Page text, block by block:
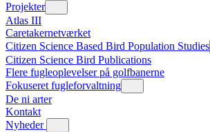
Projekter
Atlas III
Caretakernetværket
Citizen Science Based Bird Population Studies
Citizen Science Bird Publications
Flere fugleoplevelser på golfbanerne
Fokuseret fugleforvaltning
De ni arter
Kontakt
Nyheder